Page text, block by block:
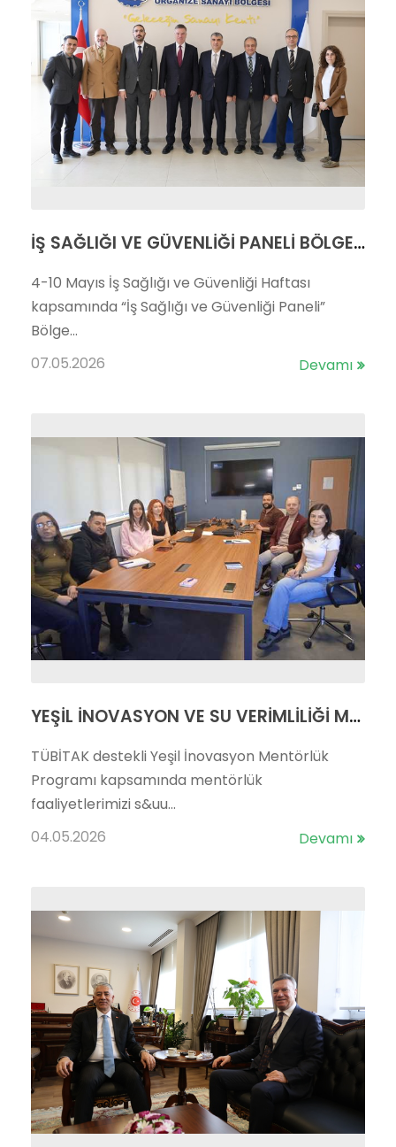
İŞ SAĞLIĞI VE GÜVENLİĞİ PANELİ BÖLGE YÖNETİM BİNAMIZDA GERÇEKLEŞTİ
4-10 Mayıs İş Sağlığı ve Güvenliği Haftası
kapsamında “İş Sağlığı ve Güvenliği Paneli”
Bölge...
07.05.2026
Devamı
YEŞİL İNOVASYON VE SU VERİMLİLİĞİ MENTÖRLÜĞÜMÜZ DEVAM EDİYOR
TÜBİTAK destekli Yeşil İnovasyon Mentörlük
Programı kapsamında mentörlük
faaliyetlerimizi s&uu...
04.05.2026
Devamı